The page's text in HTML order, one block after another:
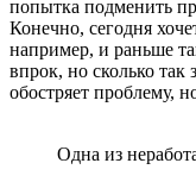
попытка подменить
Конечно, сегодня
например, и раньше
впрок, но сколько
обостряет проблему,
Одна из